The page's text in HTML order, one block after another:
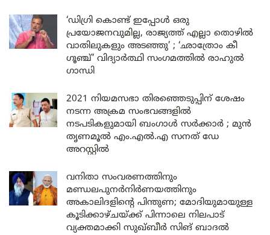
‘ഡിഗ്രി കൊണ്ട് ഇപ്പോൾ ഒരു
പ്രയോജനവുമില്ല, രാജ്യത്ത് എല്ലാ തൊഴിൽ
വാതിലുകളും അടഞ്ഞു’ ; ‘ഛാത്രോം കീ
ഗൂഞ്ച്’ വിദ്യാർത്ഥി സംഗമത്തിൽ രാഹുൽ
ഗാന്ധി
2021 നിയമസഭാ തിരഞ്ഞെടുപ്പിന് ശേഷം
നടന്ന അക്രമ സംഭവങ്ങളിൽ
നടപടികളുമായി ബംഗാൾ സർക്കാർ ; മുൻ
തൃണമൂൽ എം.എൽ.എ സനത് ഡേ
അറസ്റ്റിൽ
വനിതാ സംവരണത്തിനും
മണ്ഡലപുനർനിർണയത്തിനും
അകാലിദളിന്റെ പിന്തുണ; മോദിയുമായുള്ള
കൂടിക്കാഴ്ചയ്ക്ക് പിന്നാലെ നിലപാട്
വ്യക്തമാക്കി സുഖ്ബീർ സിങ് ബാദൽ